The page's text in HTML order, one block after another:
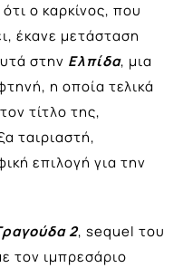
ο καρκίνος, που
έκανε μετάσταση
στην Ελπίδα, μια
η οποία τελικά
τίτλο της,
ταιριαστή,
επιλογή για την
2, sequel του
τον ιμπρεσάριο